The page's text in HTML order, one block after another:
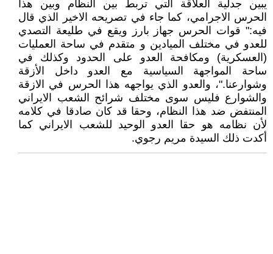
يبين جدلية العلاقة التي تربط بين النظام وبين هذا
الحرس الاجرامي، کما جاء في تصريحه الاخير الذي قال
فيه:" قوات الحرس جهاز بارز ويقع في طليعة التصدي
للعدو في مختلف الميادين و متقدم في ساحة العمليات
(العسكرية) ومكافحة العدو على الحدود وكذلك في
ساحة المواجهة السياسية مع العدو داخل الأزقة
وشوارعنا."، والعدو الذي يواجهه هذا الحرس في الازقة
والشوارع فليس سوى مختلف شرائح الشعب الايراني
المنتفض ضد هذا النظام، وحقا قد کان صادقا في کلامه
لأن نظامه هو حقا العدو الوحيد للشعب الايراني کما
أکدت ذلك السيدة مريم رجوي.